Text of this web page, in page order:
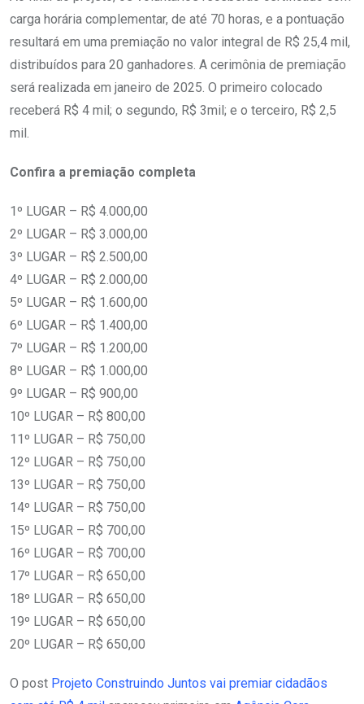
carga horária complementar, de até 70 horas, e a pontuação
resultará em uma premiação no valor integral de R$ 25,4 mil,
distribuídos para 20 ganhadores. A cerimônia de premiação
será realizada em janeiro de 2025. O primeiro colocado
receberá R$ 4 mil; o segundo, R$ 3mil; e o terceiro, R$ 2,5
mil.
Confira a premiação completa
1º LUGAR – R$ 4.000,00
2º LUGAR – R$ 3.000,00
3º LUGAR – R$ 2.500,00
4º LUGAR – R$ 2.000,00
5º LUGAR – R$ 1.600,00
6º LUGAR – R$ 1.400,00
7º LUGAR – R$ 1.200,00
8º LUGAR – R$ 1.000,00
9º LUGAR – R$ 900,00
10º LUGAR – R$ 800,00
11º LUGAR – R$ 750,00
12º LUGAR – R$ 750,00
13º LUGAR – R$ 750,00
14º LUGAR – R$ 750,00
15º LUGAR – R$ 700,00
16º LUGAR – R$ 700,00
17º LUGAR – R$ 650,00
18º LUGAR – R$ 650,00
19º LUGAR – R$ 650,00
20º LUGAR – R$ 650,00
O post Projeto Construindo Juntos vai premiar cidadãos